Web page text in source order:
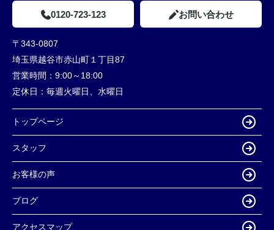
0120-723-123 お問い合わせ
〒343-0807
埼玉県越谷市赤山町１丁目87
営業時間： 9:00～18:00
定休日： 毎週火曜日、水曜日
トップページ
スタッフ
お客様の声
ブログ
アクセスマップ